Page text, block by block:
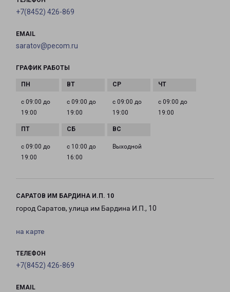
+7(8452) 426-869
EMAIL
saratov@pecom.ru
ГРАФИК РАБОТЫ
с 09:00 до
19:00
с 09:00 до
19:00
с 09:00 до
19:00
с 09:00 до
19:00
с 09:00 до
19:00
с 10:00 до
16:00
Выходной
САРАТОВ ИМ БАРДИНА И.П. 10
город Саратов, улица им Бардина И.П., 10
на карте
ТЕЛЕФОН
+7(8452) 426-869
EMAIL